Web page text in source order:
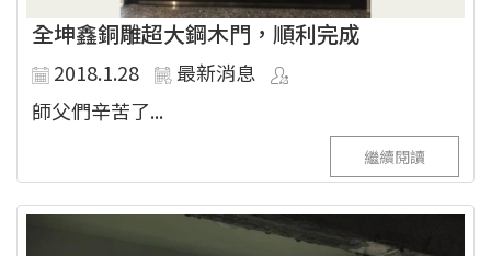
全坤鑫銅雕超大鋼木門，順利完成
2018.1.28
最新消息
師父們辛苦了...
繼續閱讀